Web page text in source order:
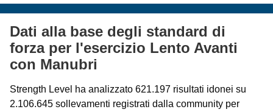
Dati alla base degli standard di
forza per l'esercizio Lento Avanti
con Manubri
Strength Level ha analizzato 621.197 risultati idonei su
2.106.645 sollevamenti registrati dalla community per